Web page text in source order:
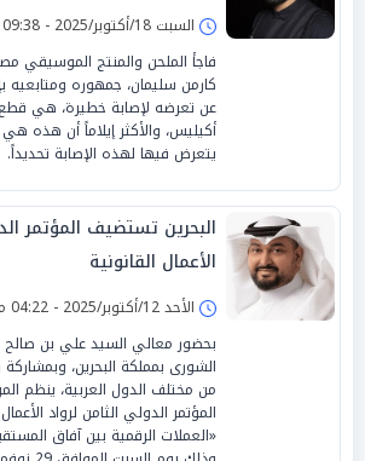
السبت 18/أكتوبر/2025 - 09:38 م
فاجأ الملحن والمنتج الموسيقي
كارمن سليمان، جمهوره
عن تعرضه لإصابة خطيرة، هي
أكيليس، والأكثر إيلاماً أن هذه هي
يتعرض فيها لهذه الإصابة تحديداً.
البحرين تستضيف المؤتمر
الأعمال القانونية
الأحد 12/أكتوبر/2025 - 04:22 م
بحضور معالي السيد علي بن
الشورى بمملكة البحرين،
من مختلف الدول العربية، ينظم
المؤتمر الدولي الثامن لرواد
«العملات الرقمية بين آفاق